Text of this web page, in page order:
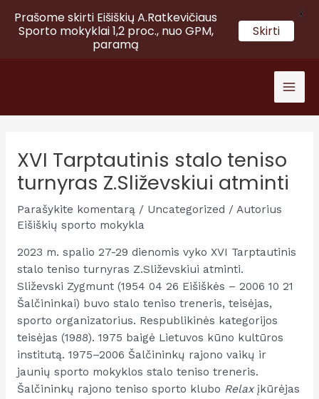
XVI Tarptautinis stalo teniso
turnyras Z.Sliževskiui atminti
Parašykite komentarą / Uncategorized / Autorius
Eišiškių sporto mokykla
2023 m. spalio 27-29 dienomis vyko XVI Tarptautinis
stalo teniso turnyras Z.Sliževskiui atminti.
Sliževski Zygmunt (1954 04 26 Eišiškės – 2006 10 21
Šalčininkai) buvo stalo teniso treneris, teisėjas,
sporto organizatorius. Respublikinės kategorijos
teisėjas (1988). 1975 baigė Lietuvos kūno kultūros
institutą. 1975–2006 Šalčininkų rajono vaikų ir
jaunių sporto mokyklos stalo teniso treneris.
Šalčininkų rajono teniso sporto klubo Relax įkūrėjas
Prašome skirti Eišiškių A.Ratkevičiaus
Sporto mokyklai 1,2 proc., nuo GPM,
paramą
Skirti
X